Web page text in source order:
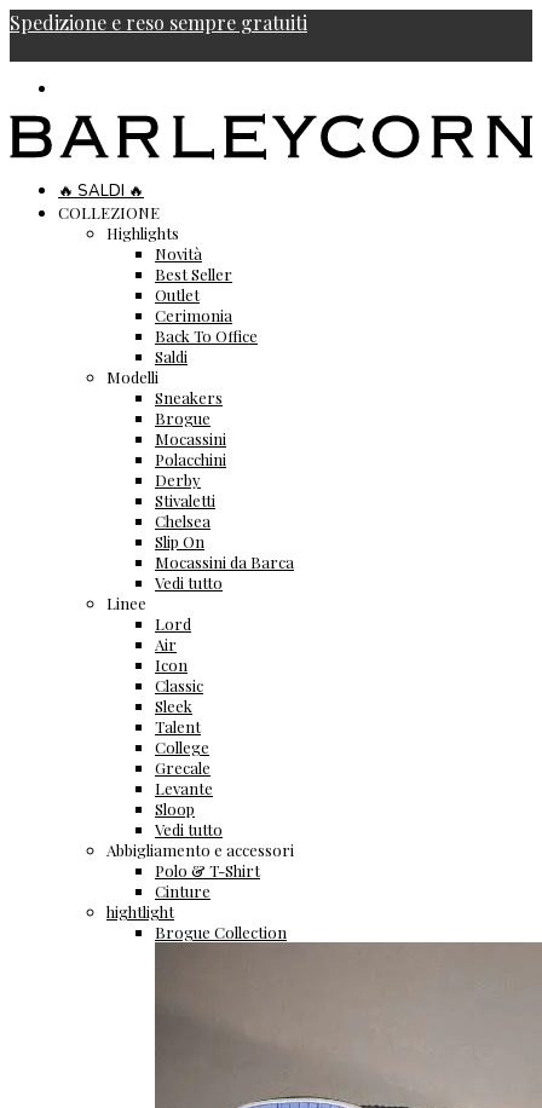
Spedizione e reso sempre gratuiti
🔥 SALDI 🔥
COLLEZIONE
Highlights
Novità
Best Seller
Outlet
Cerimonia
Back To Office
Saldi
Modelli
Sneakers
Brogue
Mocassini
Polacchini
Derby
Stivaletti
Chelsea
Slip On
Mocassini da Barca
Vedi tutto
Linee
Lord
Air
Icon
Classic
Sleek
Talent
College
Grecale
Levante
Sloop
Vedi tutto
Abbigliamento e accessori
Polo & T-Shirt
Cinture
hightlight
Brogue Collection